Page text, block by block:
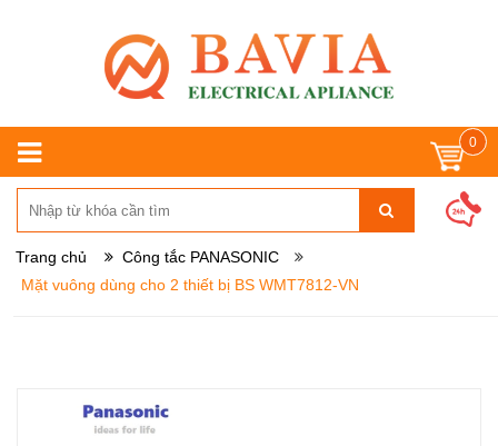
0
Trang chủ
Công tắc PANASONIC
Mặt vuông dùng cho 2 thiết bị BS WMT7812-VN